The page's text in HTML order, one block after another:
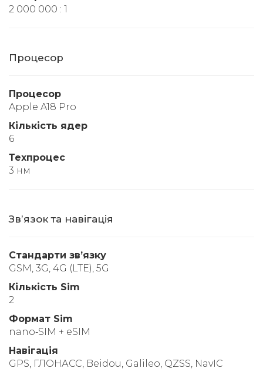
2 000 000 : 1
Процесор
Процесор
Apple A18 Pro
Кількість ядер
6
Техпроцес
3 нм
Звʼязок та навігація
Стандарти звʼязку
GSM, 3G, 4G (LTE), 5G
Кількість Sim
2
Формат Sim
nano‑SIM + eSIM
Навігація
GPS, ГЛОНАСС, Beidou, Galileo, QZSS, NavIC